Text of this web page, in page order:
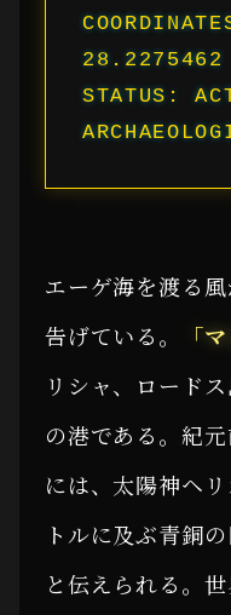
28.2275462
STATUS:
エーゲ海を渡る
告げている。
「
リシャ、ロード
の港である。紀
には、太陽神ヘ
トルに及ぶ青銅
と伝えられる。